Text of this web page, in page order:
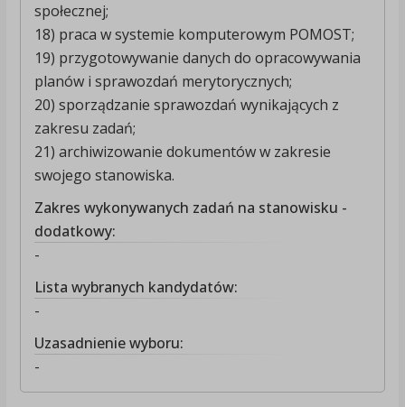
społecznej;
18) praca w systemie komputerowym POMOST;
19) przygotowywanie danych do opracowywania
planów i sprawozdań merytorycznych;
20) sporządzanie sprawozdań wynikających z
zakresu zadań;
21) archiwizowanie dokumentów w zakresie
swojego stanowiska.
Zakres wykonywanych zadań na stanowisku -
dodatkowy:
-
Lista wybranych kandydatów:
-
Uzasadnienie wyboru:
-